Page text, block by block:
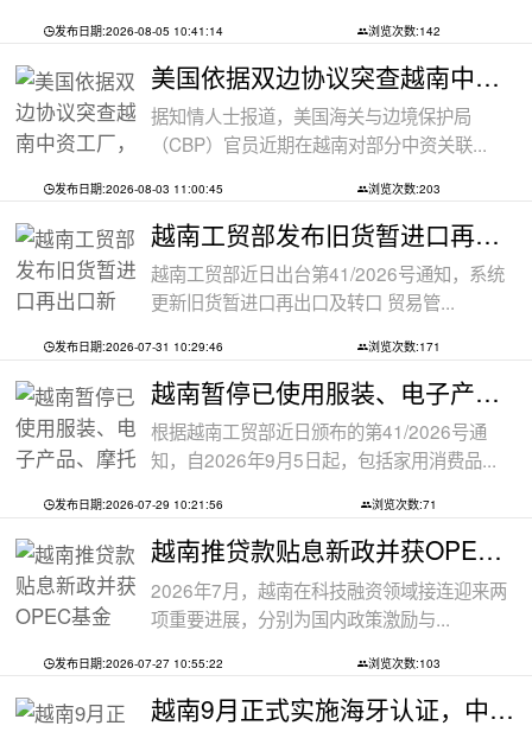
发布日期:2026-08-05 10:41:14 浏览次数:142
美国依据双边协议突查越南中资工厂，三
据知情人士报道，美国海关与边境保护局
（CBP）官员近期在越南对部分中资关联...
发布日期:2026-08-03 11:00:45 浏览次数:203
越南工贸部发布旧货暂进口再出口新规：
越南工贸部近日出台第41/2026号通知，系统
更新旧货暂进口再出口及转口 贸易管...
发布日期:2026-07-31 10:29:46 浏览次数:171
越南暂停已使用服装、电子产品、摩托车
根据越南工贸部近日颁布的第41/2026号通
知，自2026年9月5日起，包括家用消费品...
发布日期:2026-07-29 10:21:56 浏览次数:71
越南推贷款贴息新政并获OPEC基金5000万美
2026年7月，越南在科技融资领域接连迎来两
项重要进展，分别为国内政策激励与...
发布日期:2026-07-27 10:55:22 浏览次数:103
越南9月正式实施海牙认证，中越跨境文件